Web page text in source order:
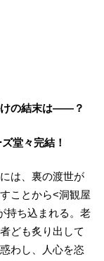
けの結末は――？
堂々完結！
は、裏の渡世が
ことから<洞観屋
持ち込まれる。老
ども炙り出して
わし、人心を恣